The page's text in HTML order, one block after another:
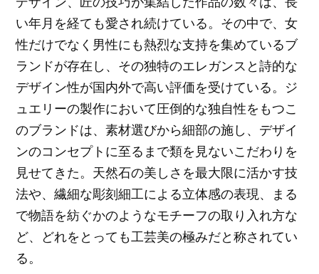
い年月を経ても愛され続けている。その中で、女
性だけでなく男性にも熱烈な支持を集めているブ
ランドが存在し、その独特のエレガンスと詩的な
デザイン性が国内外で高い評価を受けている。ジ
ュエリーの製作において圧倒的な独自性をもつこ
のブランドは、素材選びから細部の施し、デザイ
ンのコンセプトに至るまで類を見ないこだわりを
見せてきた。天然石の美しさを最大限に活かす技
法や、繊細な彫刻細工による立体感の表現、まる
で物語を紡ぐかのようなモチーフの取り入れ方な
ど、どれをとっても工芸美の極みだと称されてい
る。